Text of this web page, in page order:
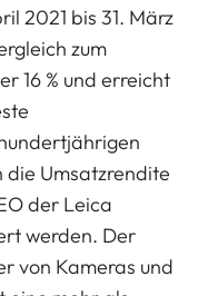
2021 bis 31. März
zum
16 % und erreicht
die Umsatzrendite
der Leica
werden. Der
von Kameras und